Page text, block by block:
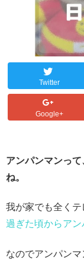
Twitter
Google+
アンパンマンっ
ね。
我が家でも全くテ
過ぎた頃からアン
なのでアンパン